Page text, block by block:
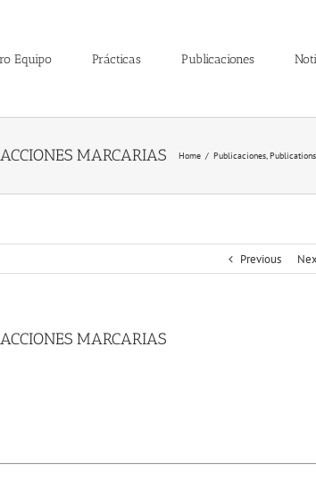
Equipo Prácticas Publicaciones
MARCARIAS Home / Publicaciones,Publications
Previous
MARCARIAS